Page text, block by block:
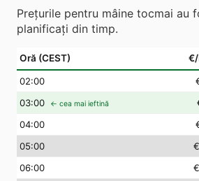
Prețurile pentru mâine tocmai au
planificați din timp.
Oră (CEST)
02:00
03:00 ← cea mai ieftină
04:00
05:00
06:00